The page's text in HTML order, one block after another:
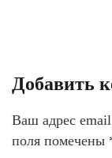
Добавить
Ваш адрес
поля помечены